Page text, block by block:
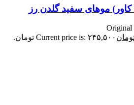
کاور) موهای سفید گلدن رز
Original
Current price is: ۲۴۵,۵۰۰ تومان.